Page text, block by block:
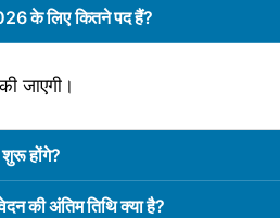
के लिए कितने पद हैं?
जाएगी।
होंगे?
की अंतिम तिथि क्या है?